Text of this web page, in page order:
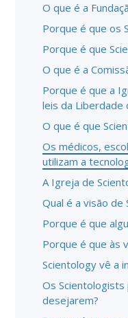
O que é a
Porque é que os
Porque é que
O que é a
Porque é que a
leis da Liberdade
O que é que
Os médicos,
utilizam a
A Igreja de
Qual é a visão
Porque é que
Porque é que às
Scientology vê a
Os
desejarem?